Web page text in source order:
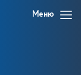
Меню